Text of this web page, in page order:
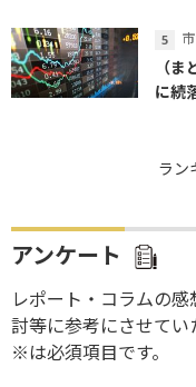
（
に続
ラン
アンケート
レポート・コラムの
討等に参考にさせてい
※は必須項目です。